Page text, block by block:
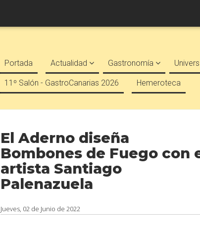
Portada Actualidad Gastronomía
11º Salón - GastroCanarias 2026 Hemeroteca
El Aderno diseña
Bombones de Fuego con
artista Santiago
Palenazuela
Jueves, 02 de Junio de 2022